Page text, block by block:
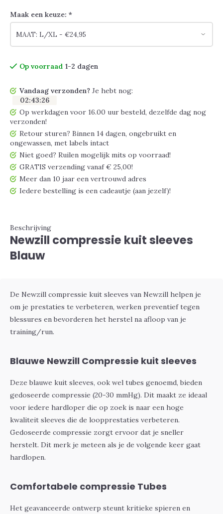
Maak een keuze: *
Op voorraad 1-2 dagen
Vandaag verzonden? Je hebt nog:
02:43:25
Op werkdagen voor 16.00 uur besteld, dezelfde dag nog
verzonden!
Retour sturen? Binnen 14 dagen, ongebruikt en
ongewassen, met labels intact
Niet goed? Ruilen mogelijk mits op voorraad!
GRATIS verzending vanaf € 25,00!
Meer dan 10 jaar een vertrouwd adres
Iedere bestelling is een cadeautje (aan jezelf)!
Beschrijving
Newzill compressie kuit sleeves
Blauw
De Newzill compressie kuit sleeves van Newzill helpen je
om je prestaties te verbeteren, werken preventief tegen
blessures en bevorderen het herstel na afloop van je
training/run.
Blauwe Newzill Compressie kuit sleeves
Deze blauwe kuit sleeves, ook wel tubes genoemd, bieden
gedoseerde compressie (20-30 mmHg). Dit maakt ze ideaal
voor iedere hardloper die op zoek is naar een hoge
kwaliteit sleeves die de loopprestaties verbeteren.
Gedoseerde compressie zorgt ervoor dat je sneller
herstelt. Dit merk je meteen als je de volgende keer gaat
hardlopen.
Comfortabele compressie Tubes
Het geavanceerde ontwerp steunt kritieke spieren en